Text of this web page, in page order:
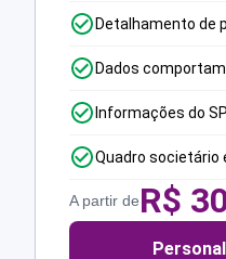
Detalhamento de
Dados
Informações do
Quadro societário
A partir deR$